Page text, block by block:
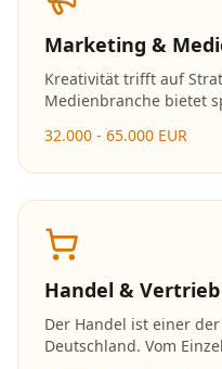
Marketing &
Kreativität trifft auf
Medienbranche bietet
Technologie. Social
32.000 - 65.000 EUR
Handel & Vertrieb
Der Handel ist einer
Deutschland. Vom